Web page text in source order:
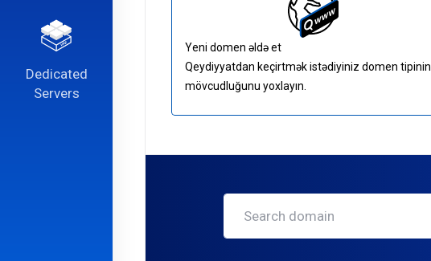
Dedicated
Servers
Yeni domen əldə et
Qeydiyyatdan keçirtmək istədiyiniz domen tipinin
mövcudluğunu yoxlayın.